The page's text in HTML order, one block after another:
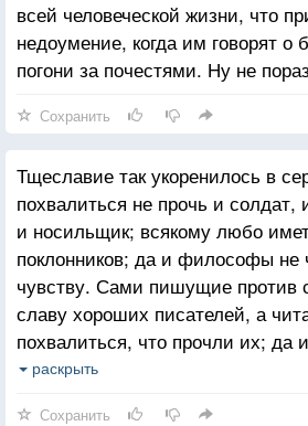
всей человеческой жизни, что
недоумение, когда им говорят о
погони за почестями. Ну не
Сохранить
Тщеславие так укоренилось в
похвалиться не прочь и
и носильщик; всякому любо
поклонников; да и философы
чувству. Сами пишущие против
славу хороших писателей, а
похвалиться, что прочли их;
это, имею, может быть, то же
раскрыть
Сохранить